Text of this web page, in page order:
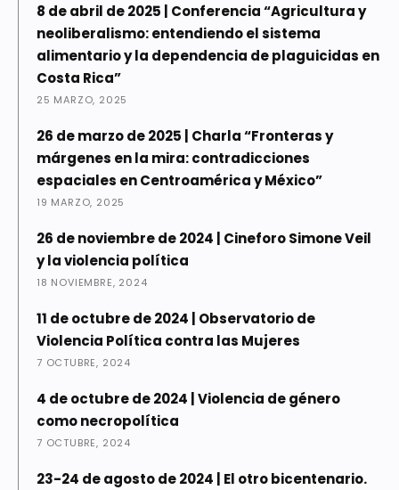
8 de abril de 2025 | Conferencia “Agricultura y
neoliberalismo: entendiendo el sistema
alimentario y la dependencia de plaguicidas en
Costa Rica”
25 MARZO, 2025
26 de marzo de 2025 | Charla “Fronteras y
márgenes en la mira: contradicciones
espaciales en Centroamérica y México”
19 MARZO, 2025
26 de noviembre de 2024 | Cineforo Simone Veil
y la violencia política
18 NOVIEMBRE, 2024
11 de octubre de 2024 | Observatorio de
Violencia Política contra las Mujeres
7 OCTUBRE, 2024
4 de octubre de 2024 | Violencia de género
como necropolítica
7 OCTUBRE, 2024
23-24 de agosto de 2024 | El otro bicentenario.